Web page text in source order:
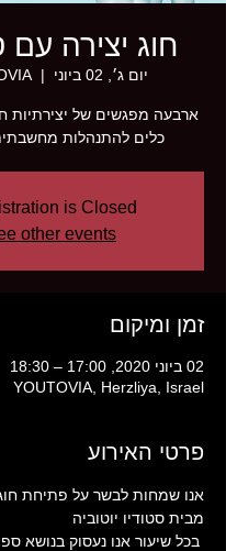
חוג יצירה עם
יום ג׳, 02 ביוני
  |
ארבעה מפגשים של יצירתיות
כלים להתנהלות
is Closed
other events
זמן ומיקום
02 ביוני 2020, 17:00 – 18:30
YOUTOVIA, Herzliya, Israel
פרטי האירוע
אנו שמחות לבשר על פתיחת
מבית סטודיו יוטוביה
בכל שיעור אנו נעסוק בנושא